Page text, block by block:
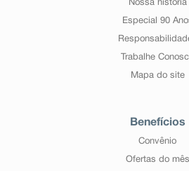
Nossa história
Especial 90
Trabalhe
Mapa do site
Benefícios
Convênio
Ofertas do mês